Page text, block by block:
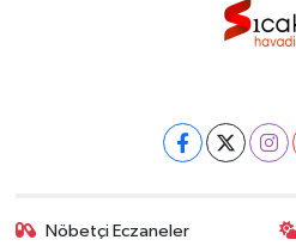
Nöbetçi Eczaneler